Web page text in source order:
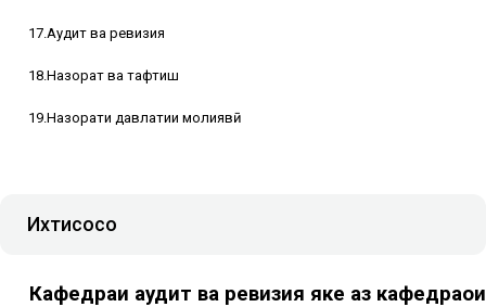
17.Аудит ва ревизия
18.Назорат ва тафтиш
19.Назорати давлатии молиявӣ
Ихтисосҳо
Кафедраи аудит ва ревизия яке аз кафедраҳои